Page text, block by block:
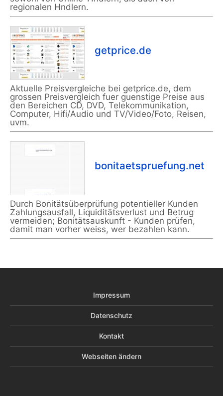
regionalen Hndlern.
getprice.de
Aktuelle Preisvergleiche bei getprice.de, dem
grossen Preisvergleich fuer guenstige Preise aus
den Bereichen CD, DVD, Telekommunikation,
Computer, Hifi/Audio und TV/Video/Foto, Reisen,
uvm.
bonitaetspruefung.net
Durch Bonitätsüberprüfung potentieller Kunden
Zahlungsausfall, Liquiditätsverlust und Betrug
vermeiden; Bonitätsauskunft - Kunden prüfen,
damit man vorher weiss, wer bezahlen kann.
Impressum
Datenschutz
Kontakt
Webseiten ändern